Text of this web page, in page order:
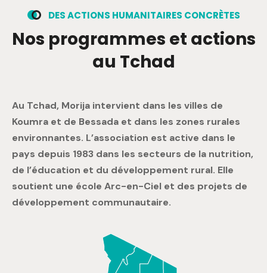
DESACTIONS HUMANITAIRES CONCRÈTES
Nos programmes et actions
au Tchad
Au Tchad, Morija intervient dans les villes de
Koumra et de Bessada et dans les zones rurales
environnantes. L’association est active dans le
pays depuis 1983 dans les secteurs de la nutrition,
de l’éducation et du développement rural. Elle
soutient une école Arc-en-Ciel et des projets de
développement communautaire.